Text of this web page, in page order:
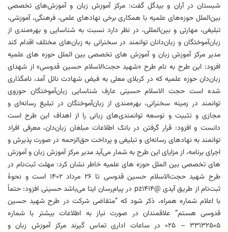
شبستان در آران و بیدگل گفت: مرکز آموزش زبان و آموزش‌های تخصصی
بین‌الملل حوزه‌های علمیه با همکاری برخی نهادهای علمی، فرهنگی، آموزشی،
تبلیغی، مهارتی و بین‌المللی، در نظر دارد نسبت به شناسایی و بهره‌مندی از
زبان‌آموختگان و زبان‌دانان توانمند در سخنرانی به زبان‌های مختلف اقدام کند
مدیر مرکز آموزش زبان و آموزش های تخصصی بین الملل حوزه های علمیه
افزود: این طرح به نام طرح «شهید حجت‌الاسلام حسین قدوسی» از شهدای
زبان‌دان حوزه علمیه که در کربلای معلی به فیض شهادت نائل آمد، نامگذاری
شده است حجت الاسلام حسینی عارف شناسایی زبان‌آموختگان حوزوی
توانمند در زمینه سخنرانی، بهره‌مندی از زبان‌آموختگان در تبلیغ رسانه‌ای و
مجازی و تثبیت و توسعه توانمندی‌های زبانی را از اهداف این طرح است
دانست و افزود: قرار گرفتن در بانک اطلاعات مبلغان زبان‌دان، معرفی افراد
توانمند به نهاد‌های رسانه‌ای و تبلیغی و پرداخت حق‌الزحمه در صورت پذیرش و
اجرای برنامه، از مزایای این طرح به شمار می‌آید مدیر مرکز آموزش زبان و آموزش
های تخصصی بین الملل حوزه های علمیه خاطر نشان کرد: مهلت ثبت‌نام در
طرح شهید حجت‌الاسلام حسین قدوسی تا ۲۶ مرداد ۱۴۰۲ است و نحوهٔ
ثبت‌نام از طریق آیدی @pz1414 در پیام‌رسان ایتا می‌باشد حسینی افزود: حتماً
با اعلام شماره همراه، ذکر شود که “متقاضی شرکت در طرح شهید حسین
قدوسی هستم” علاقمندان در صورت نیاز به اطلاعات بیشتر با شماره
۳۳۱۳۲۵۰۵ – ۰۲۵ در ساعات اداری تماس گیرند مرکز آموزش زبان و